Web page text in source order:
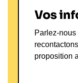
Vos
Parlez-
proposition